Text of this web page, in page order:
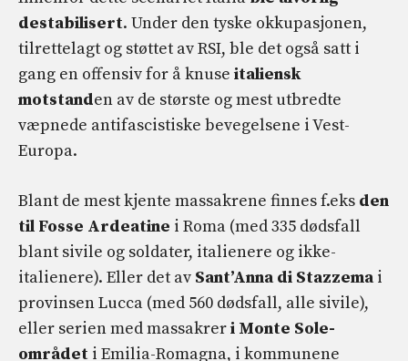
destabilisert. Under den tyske okkupasjonen,
tilrettelagt og støttet av RSI, ble det også satt i
gang en offensiv for å knuse italiensk
motstanden av de største og mest utbredte
væpnede antifascistiske bevegelsene i Vest-
Europa.
Blant de mest kjente massakrene finnes f.eks den
til Fosse Ardeatine i Roma (med 335 dødsfall
blant sivile og soldater, italienere og ikke-
italienere). Eller det av Sant’Anna di Stazzema i
provinsen Lucca (med 560 dødsfall, alle sivile),
eller serien med massakreri Monte Sole-
området i Emilia-Romagna, i kommunene